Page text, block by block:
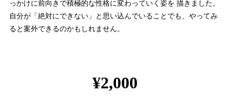
っかけに前向きで積極的な性格に変わっていく姿を 描きました。
自分が「絶対にできない」と思い込んでいることでも、やってみ
ると案外できるのかもしれません。
¥2,000